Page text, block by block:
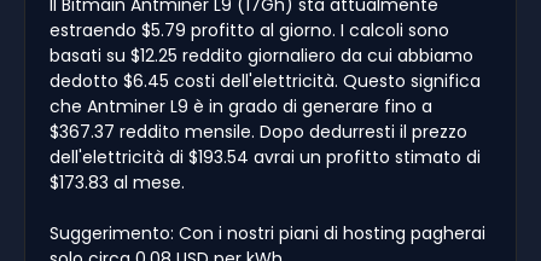
estraendo $5.79 profitto al giorno. I calcoli sono
basati su $12.25 reddito giornaliero da cui abbiamo
dedotto $6.45 costi dell'elettricità. Questo significa
che Antminer L9 è in grado di generare fino a
$367.37 reddito mensile. Dopo dedurresti il prezzo
dell'elettricità di $193.54 avrai un profitto stimato di
$173.83 al mese.
Suggerimento: Con i nostri piani di hosting pagherai